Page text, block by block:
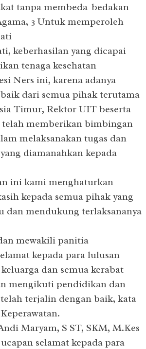
tanpa membeda-bedakan
3 Untuk memperoleh
keberhasilan yang dicapai
tenaga kesehatan
Ners ini, karena adanya
dari semua pihak terutama
Timur, Rektor UIT beserta
telah memberikan bimbingan
melaksanakan tugas dan
diamanahkan kepada
ini kami menghaturkan
kepada semua pihak yang
dan mendukung terlaksananya
mewakili panitia
kepada para lulusan
dan semua kerabat
mengikuti pendidikan dan
terjalin dengan baik, kata
Maryam, S ST, SKM, M.Kes
selamat kepada para